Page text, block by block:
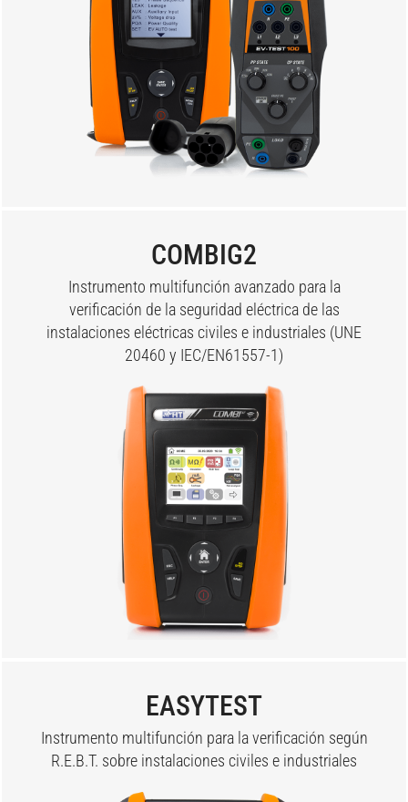
COMBIG2
Instrumento multifunción avanzado para la
verificación de la seguridad eléctrica de las
instalaciones eléctricas civiles e industriales (UNE
20460 y IEC/EN61557-1)
EASYTEST
Instrumento multifunción para la verificación según
R.E.B.T. sobre instalaciones civiles e industriales